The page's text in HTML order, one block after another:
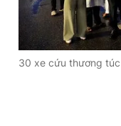
30 xe cứu thương